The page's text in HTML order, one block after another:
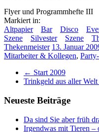
Flyer und Programmhefte III
Markiert in:
Altpapier
Bar Disco
Szene
Silvester Szene
Thekenmeister 13. Januar
Mitarbeiter & Kollegen,
← Start 2009
Trinkgeld aus aller Welt
Neueste Beiträge
Da sind Sie aber früh
Irgendwas mit Tieren –